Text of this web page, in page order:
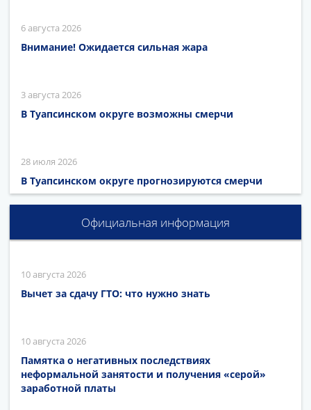
6 августа 2026
Внимание! Ожидается сильная жара
3 августа 2026
В Туапсинском округе возможны смерчи
28 июля 2026
В Туапсинском округе прогнозируются смерчи
Официальная информация
10 августа 2026
Вычет за сдачу ГТО: что нужно знать
10 августа 2026
Памятка о негативных последствиях
неформальной занятости и получения «серой»
заработной платы